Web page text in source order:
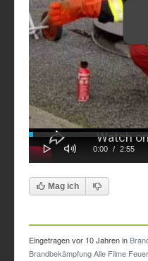
Play Mute
Current
0:00 / Duration
2:55
Mag ich
Eingetragen vor 10 Jahrenin
BrandbekämpfungAlle Filme